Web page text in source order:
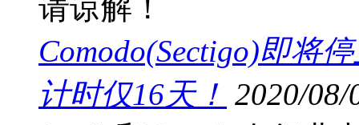
请谅解！
Comodo(Sectigo)即将
计时仅16天！ 2020/08/